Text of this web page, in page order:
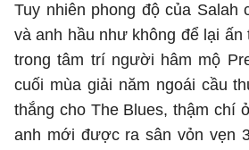
Tuy nhiên phong độ của Salah
và anh hầu như không để lại
trong tâm trí người hâm mộ
cuối mùa giải năm ngoái cầu
thắng cho The Blues, thậm chí
anh mới được ra sân vỏn vẹn